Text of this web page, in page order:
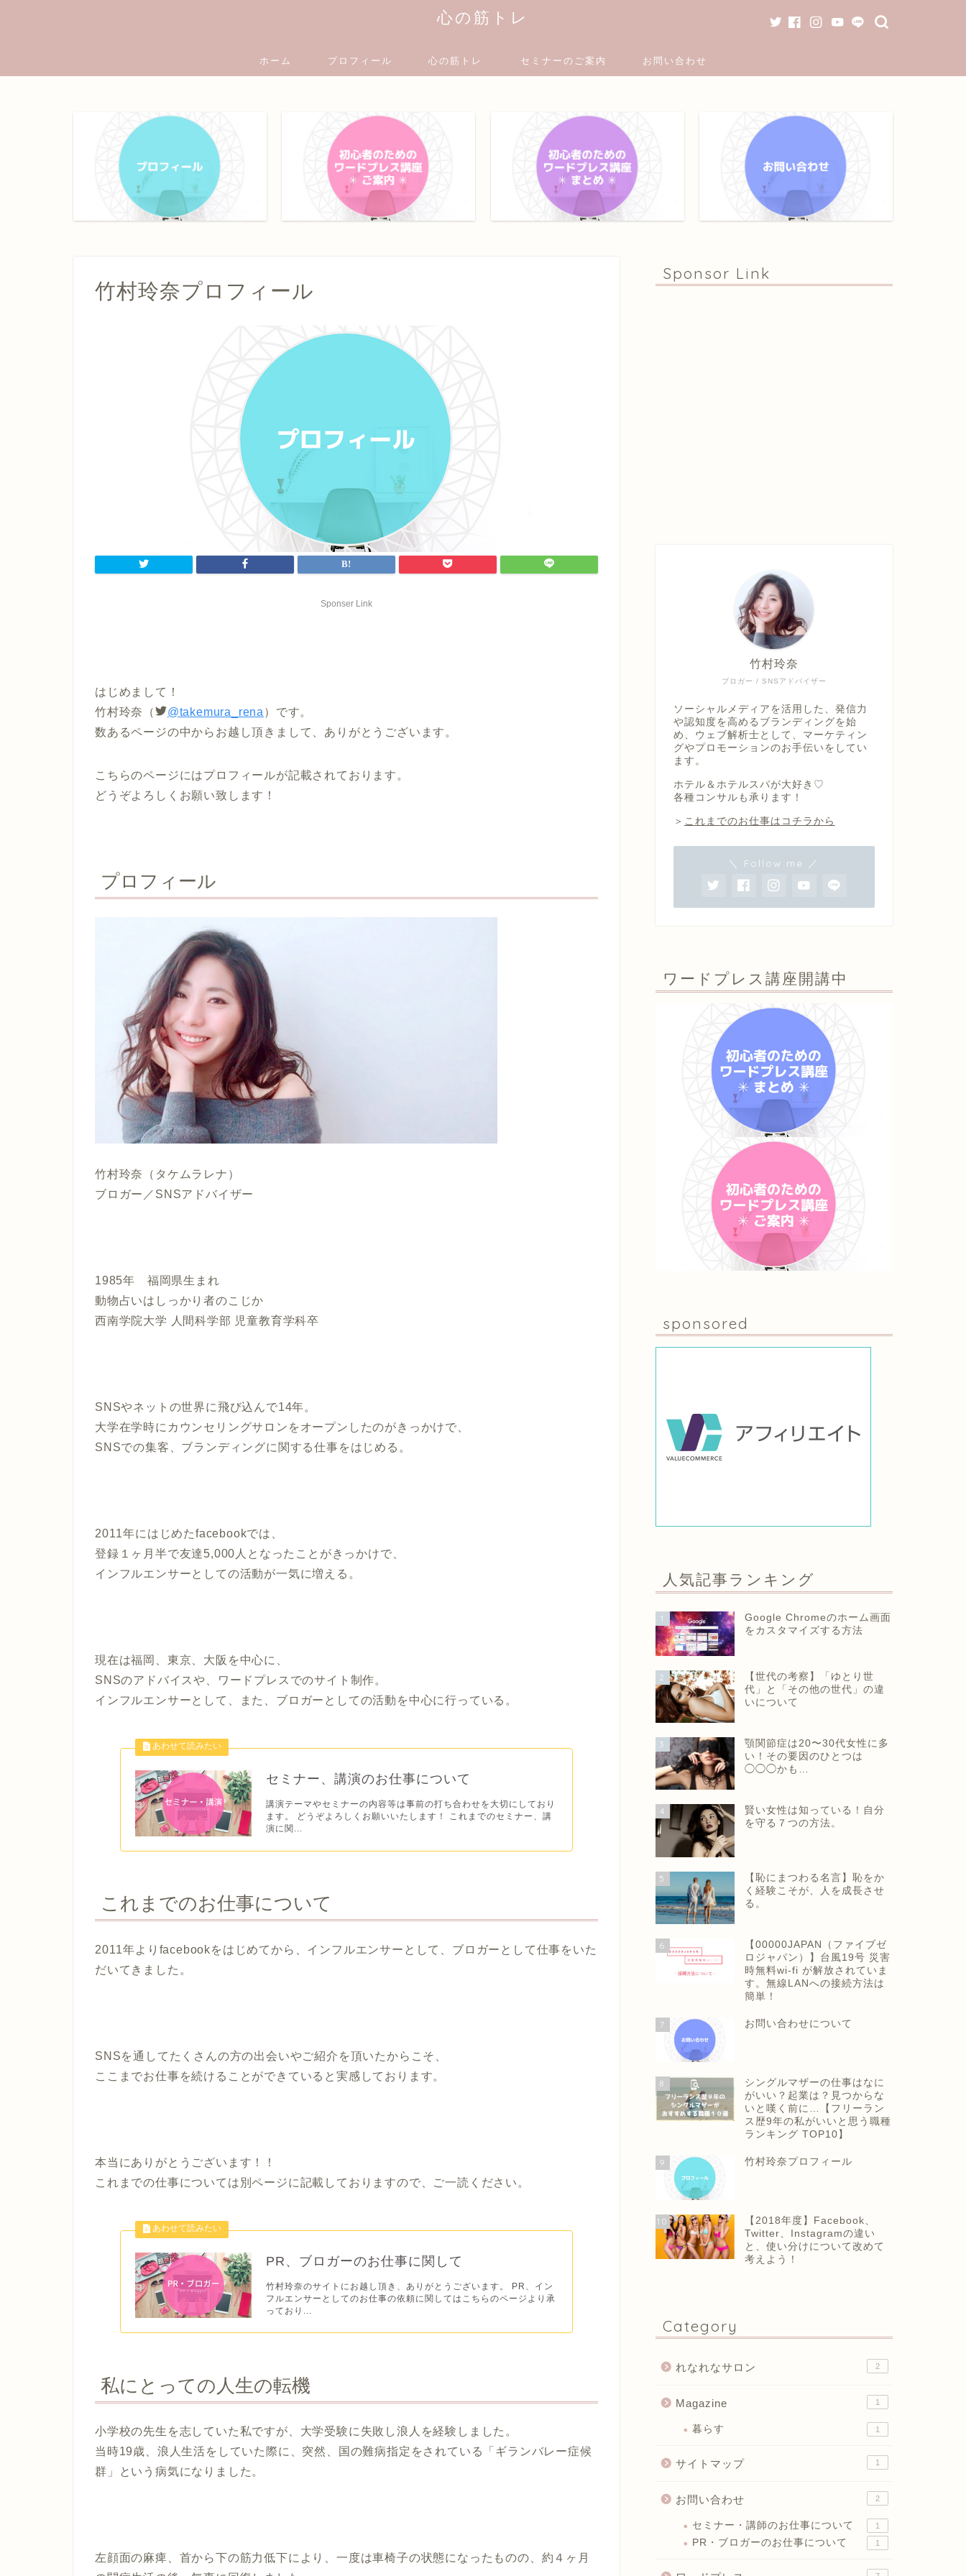
心の筋トレ
ホーム プロフィール 心の筋トレ セミナーのご案内 お問い合わせ
竹村玲奈プロフィール
Sponser Link
はじめまして！
竹村玲奈（
@takemura_rena ）です。
数あるページの中からお越し頂きまして、ありがとうございます。
こちらのページにはプロフィールが記載されております。
どうぞよろしくお願い致します！
プロフィール
竹村玲奈（タケムラレナ）
ブロガー／SNSアドバイザー
1985年 福岡県生まれ
動物占いはしっかり者のこじか
西南学院大学 人間科学部 児童教育学科卒
SNSやネットの世界に飛び込んで14年。
大学在学時にカウンセリングサロンをオープンしたのがきっかけで、
SNSでの集客、ブランディングに関する仕事をはじめる。
2011年にはじめたfacebookでは、
登録１ヶ月半で友達5,000人となったことがきっかけで、
インフルエンサーとしての活動が一気に増える。
現在は福岡、東京、大阪を中心に、
SNSのアドバイスや、ワードプレスでのサイト制作。
インフルエンサーとして、また、ブロガーとしての活動を中心に行っている。
セミナー、講演のお仕事について
講演テーマやセミナーの内容等は事前の打ち合わせを大切にしており
ます。 どうぞよろしくお願いいたします！ これまでのセミナー、講
演に関...
これまでのお仕事について
2011年よりfacebookをはじめてから、インフルエンサーとして、ブロガーとして仕事をいた
だいてきました。
SNSを通してたくさんの方の出会いやご紹介を頂いたからこそ、
ここまでお仕事を続けることができていると実感しております。
本当にありがとうございます！！
これまでの仕事については別ページに記載しておりますので、ご一読ください。
PR、ブロガーのお仕事に関して
竹村玲奈のサイトにお越し頂き、ありがとうございます。 PR、イン
フルエンサーとしてのお仕事の依頼に関してはこちらのページより承
っており...
私にとっての人生の転機
小学校の先生を志していた私ですが、大学受験に失敗し浪人を経験しました。
当時19歳、浪人生活をしていた際に、突然、国の難病指定をされている「ギランバレー症候
群」という病気になりました。
左顔面の麻痺、首から下の筋力低下により、一度は車椅子の状態になったものの、約４ヶ月
Sponsor Link
ブロガー / SNSアドバイザー
竹村玲奈
ソーシャルメディアを活用した、発信力
や認知度を高めるブランディングを始
め、ウェブ解析士として、マーケティン
グやプロモーションのお手伝いをしてい
ます。
ホテル＆ホテルスパが大好き♡
各種コンサルも承ります！
＞ これまでのお仕事はコチラから
＼ Follow me ／
ワードプレス講座開講中
sponsored
人気記事ランキング
1
Google Chromeのホーム画面
をカスタマイズする方法
2
【世代の考察】「ゆとり世
代」と「その他の世代」の違
いについて
3
顎関節症は20〜30代女性に多
い！その要因のひとつは
◯◯◯かも…
4
賢い女性は知っている！自分
を守る７つの方法。
5
【恥にまつわる名言】恥をか
く経験こそが、人を成長させ
る。
6
【00000JAPAN（ファイブゼ
ロジャパン）】台風19号 災害
時無料wi-fi が解放されていま
す。無線LANへの接続方法は
簡単！
7 お問い合わせについて
8
シングルマザーの仕事はなに
がいい？起業は？見つからな
いと嘆く前に…【フリーラン
ス歴9年の私がいいと思う職種
ランキング TOP10】
9 竹村玲奈プロフィール
10
【2018年度】Facebook、
Twitter、Instagramの違い
と、使い分けについて改めて
考えよう！
Category
れなれなサロン 2
Magazine 1
暮らす 1
サイトマップ 1
お問い合わせ 2
セミナー・講師のお仕事について 1
PR・ブロガーのお仕事について 1